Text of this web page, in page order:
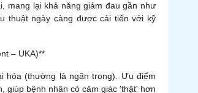
mang lại khả năng giảm đau gần như
thuật ngày càng được cải tiến với kỹ
– UKA)**
hóa (thường là ngăn trong). Ưu điểm
giúp bệnh nhân có cảm giác 'thật' hơn